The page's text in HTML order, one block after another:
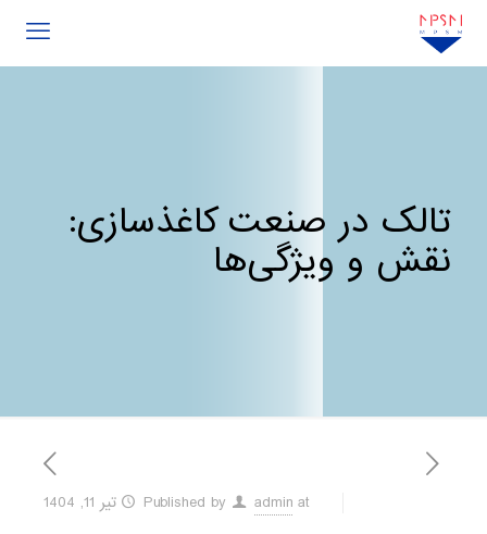
تالک در صنعت کاغذسازی:
نقش و ویژگی‌ها
Published by admin at تیر 11, 1404